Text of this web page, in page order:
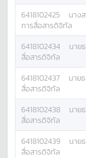
6418102425 นาง
การสื่อสารดิจิทัล
6418102434 นาย
สื่อสารดิจิทัล
6418102437 นาย
สื่อสารดิจิทัล
6418102438 นาย
สื่อสารดิจิทัล
6418102439 นาย
สื่อสารดิจิทัล